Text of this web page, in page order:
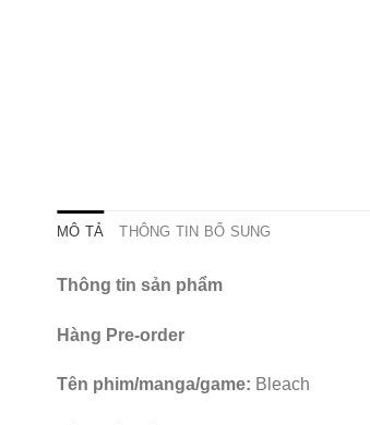
MÔ TẢ THÔNG TIN BỔ SUNG
Thông tin sản phẩm
Hàng Pre-order
Tên phim/manga/game: Bleach